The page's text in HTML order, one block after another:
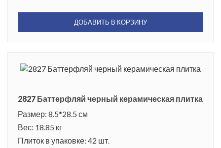
ДОБАВИТЬ В КОРЗИНУ
2827 Баттерфляй черный керамическая плитка
Размер: 8.5*28.5 см
Вес: 18.85 кг
Плиток в упаковке: 42 шт.